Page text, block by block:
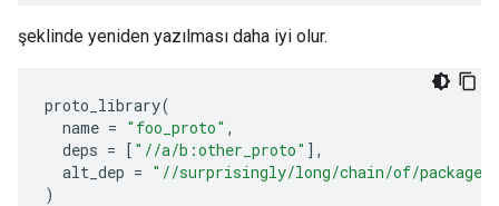
şeklinde yeniden yazılması daha iyi olur.
proto_library(
name = "foo_proto" ,
deps = [ "//a/b:other_proto" ],
alt_dep = "//surprisingly/long/chain/of/package/
)